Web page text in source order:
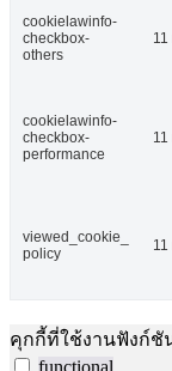
cookielawinfo-
checkbox-
others
cookielawinfo-
checkbox-
performance
viewed_cookie_
policy
คุกกี้ที่ใช้งานฟังก์ชั
functional